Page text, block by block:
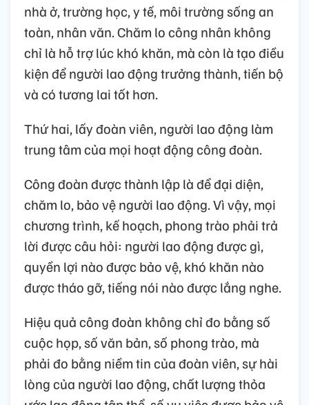
nhà ở, trường học, y tế, môi trường sống an
toàn, nhân văn. Chăm lo công nhân không
chỉ là hỗ trợ lúc khó khăn, mà còn là tạo điều
kiện để người lao động trưởng thành, tiến bộ
và có tương lai tốt hơn.
Thứ hai, lấy đoàn viên, người lao động làm
trung tâm của mọi hoạt động công đoàn.
Công đoàn được thành lập là để đại diện,
chăm lo, bảo vệ người lao động. Vì vậy, mọi
chương trình, kế hoạch, phong trào phải trả
lời được câu hỏi: người lao động được gì,
quyền lợi nào được bảo vệ, khó khăn nào
được tháo gỡ, tiếng nói nào được lắng nghe.
Hiệu quả công đoàn không chỉ đo bằng số
cuộc họp, số văn bản, số phong trào, mà
phải đo bằng niềm tin của đoàn viên, sự hài
lòng của người lao động, chất lượng thỏa